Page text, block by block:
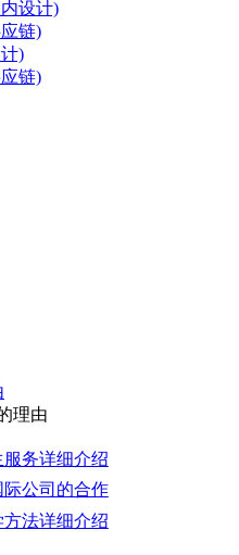
设计)
链)
)
链)
理由
务详细介绍
公司的合作
法详细介绍